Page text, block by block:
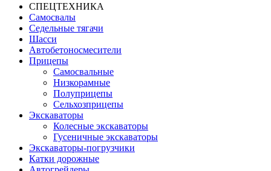
СПЕЦТЕХНИКА
Самосвалы
Седельные тягачи
Шасси
Автобетоно­смесители
Прицепы
Самосвальные
Низкорамные
Полуприцепы
Сельхозприцепы
Экскаваторы
Колесные экскаваторы
Гусеничные экскаваторы
Экскаваторы-погрузчики
Катки дорожные